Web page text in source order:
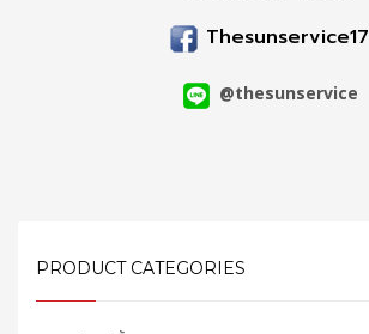
Thesunservice17
@thesunservice
PRODUCT CATEGORIES